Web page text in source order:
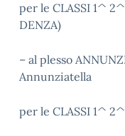
per le CLASSI 1^
DENZA)
– al plesso
Annunziatella
per le CLASSI 1^